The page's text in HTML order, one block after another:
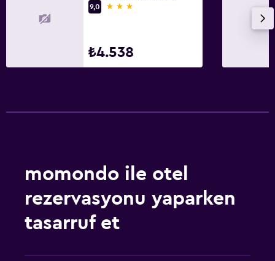
9,0
3 yıldız
₺4.538
momondo ile otel
rezervasyonu yaparken
tasarruf et